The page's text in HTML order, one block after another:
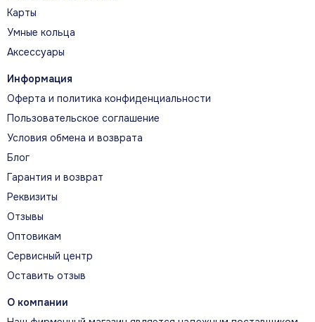
Карты
Умные кольца
Аксессуары
Информация
Оферта и политика конфиденциальности
Пользовательское соглашение
Условия обмена и возврата
Блог
Гарантия и возврат
Реквизиты
Отзывы
Оптовикам
Сервисный центр
Оставить отзыв
О компании